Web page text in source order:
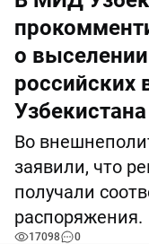
о
российских
Узбекистана
Во
заявили, что
получали
распоряжения.
17098 0